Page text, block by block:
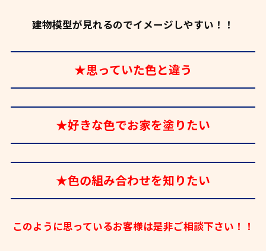
建物模型が見れるのでイメージしやすい！！
★思っていた色と違う
★好きな色でお家を塗りたい
★色の組み合わせを知りたい
このように思っているお客様は是非ご相談下さい！！